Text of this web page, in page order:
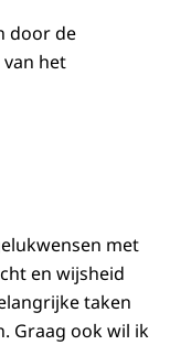
door de
het
met
en wijsheid
taken
Graag ook wil ik